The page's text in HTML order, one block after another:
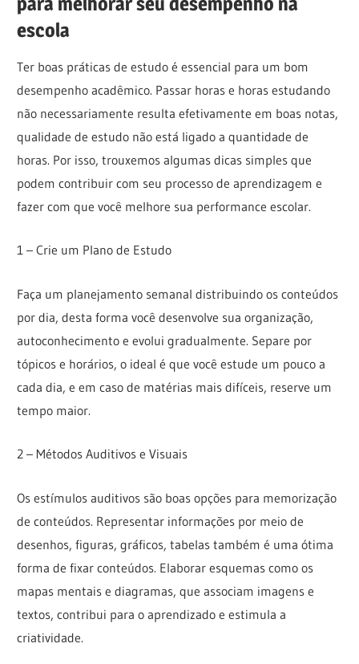
escola
Ter boas práticas de estudo é essencial para um bom
desempenho acadêmico. Passar horas e horas estudando
não necessariamente resulta efetivamente em boas notas,
qualidade de estudo não está ligado a quantidade de
horas. Por isso, trouxemos algumas dicas simples que
podem contribuir com seu processo de aprendizagem e
fazer com que você melhore sua performance escolar.
1 – Crie um Plano de Estudo
Faça um planejamento semanal distribuindo os conteúdos
por dia, desta forma você desenvolve sua organização,
autoconhecimento e evolui gradualmente. Separe por
tópicos e horários, o ideal é que você estude um pouco a
cada dia, e em caso de matérias mais difíceis, reserve um
tempo maior.
2 – Métodos Auditivos e Visuais
Os estímulos auditivos são boas opções para memorização
de conteúdos. Representar informações por meio de
desenhos, figuras, gráficos, tabelas também é uma ótima
forma de fixar conteúdos. Elaborar esquemas como os
mapas mentais e diagramas, que associam imagens e
textos, contribui para o aprendizado e estimula a
criatividade.